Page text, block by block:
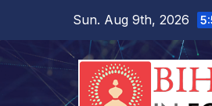
content
Sun. Aug 9th, 2026